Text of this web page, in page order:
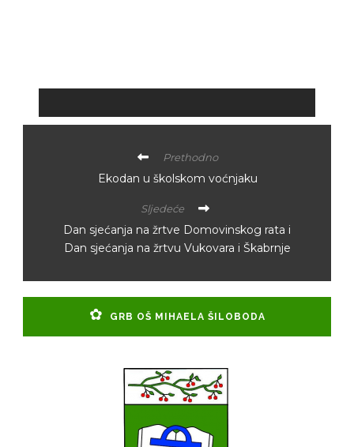
Prethodno
Ekodan u školskom voćnjaku
Sljedeće
Dan sjećanja na žrtve Domovinskog rata i
Dan sjećanja na žrtvu Vukovara i Škabrnje
GRB OŠ MIHAELA ŠILOBODA